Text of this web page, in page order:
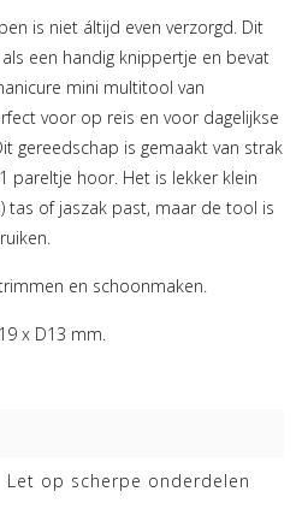
is niet áltijd even verzorgd. Dit
een handig knippertje en bevat
mini multitool van
voor op reis en voor dagelijkse
gereedschap is gemaakt van strak
pareltje hoor. Het is lekker klein
tas of jaszak past, maar de tool is
en schoonmaken.
x D13 mm.
Let op scherpe onderdelen